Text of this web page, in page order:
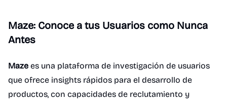
Maze: Conoce a tus Usuarios como Nunca
Antes
Maze es una plataforma de investigación de usuarios
que ofrece insights rápidos para el desarrollo de
productos, con capacidades de reclutamiento y